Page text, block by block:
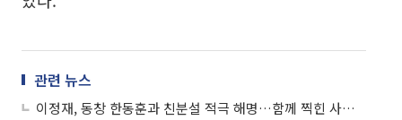
관련 뉴스
이정재, 동창 한동훈과 친분설 적극 해명…함께 찍힌 사진에 "밥 한번 먹어"